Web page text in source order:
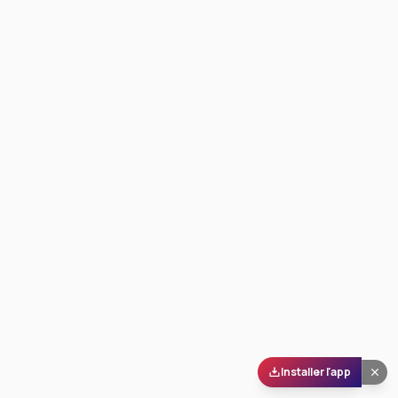
Installer l'app